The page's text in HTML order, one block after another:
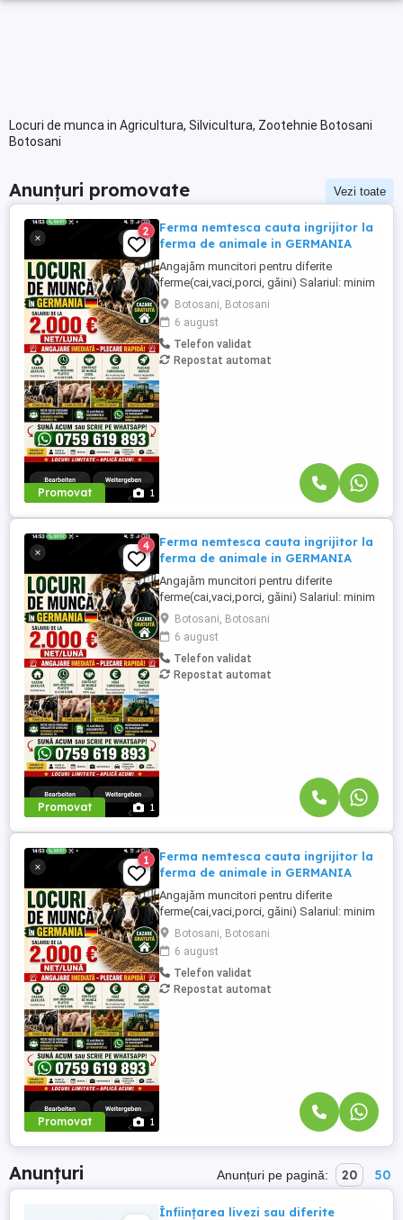
Locuri de munca in Agricultura, Silvicultura, Zootehnie Botosani
Botosani
Anunțuri promovate Vezi toate
Promovat 1
2
Ferma nemtesca cauta ingrijitor la
ferma de animale in GERMANIA
Angajăm muncitori pentru diferite
ferme(cai,vaci,porci, găini) Salariul: minim
1800 net( poate crește în funcție de
experiența) Cazare și utilități gratuite!
Căutam persoane serioase și motivate
pentru munca in ferme din Germania!
Diverse activități: îngrijire cai, muncă în
Botosani, Botosani
6 august
Telefon validat
Repostat automat
Promovat 1
4
Ferma nemtesca cauta ingrijitor la
ferma de animale in GERMANIA
Angajăm muncitori pentru diferite
ferme(cai,vaci,porci, găini) Salariul: minim
1800 net( poate crește în funcție de
experiența) Cazare și utilități gratuite!
Căutam persoane serioase și motivate
pentru munca in ferme din Germania!
Diverse activități: îngrijire cai, muncă în
Botosani, Botosani
6 august
Telefon validat
Repostat automat
Promovat 1
1
Ferma nemtesca cauta ingrijitor la
ferma de animale in GERMANIA
Angajăm muncitori pentru diferite
ferme(cai,vaci,porci, găini) Salariul: minim
1800 net( poate crește în funcție de
experiența) Cazare și utilități gratuite!
Căutam persoane serioase și motivate
pentru munca in ferme din Germania!
Diverse activități: îngrijire cai, muncă în
Botosani, Botosani
6 august
Telefon validat
Repostat automat
Anunțuri Anunțuri pe pagină: 20 50
Înființarea livezi sau diferite